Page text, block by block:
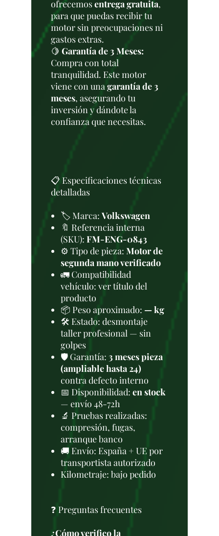
ofrecemosentrega gratuita,
para que puedas recibir tu
motor sin preocupaciones ni
gastos extras.
🍋 Garantía de 3 Meses:
Compra con total
tranquilidad. Este motor
viene con unagarantía de 3
meses, asegurando tu
inversión y dándote la
confianza que necesitas.
📋 Especificaciones técnicas
detalladas
🏷️ Marca: Volkswagen
🔖 Referencia interna
(SKU): FM-ENG-0843
⚙️ Tipo de pieza: Motor de
segunda mano verificado
🚛 Compatibilidad
vehículo: ver título del
producto
📦 Peso aproximado: — kg
🛠 Estado: desmontaje
taller profesional — sin
golpes
🛡️ Garantía: 3 meses pieza
(ampliable hasta 24)
contra defecto interno
📅 Disponibilidad: en stock
— envío 48-72h
🔬 Pruebas realizadas:
compresión, fugas,
arranque banco
🚚 Envío: España + UE por
transportista autorizado
Kilometraje: bajo pedido
❓ Preguntas frecuentes
¿Cómo verifico la